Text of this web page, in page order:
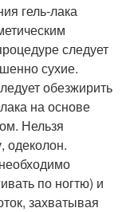
гель-лака
следует
сухие.
обезжирить
на основе
Нельзя
одеколон.
по ногтю) и
захватывая